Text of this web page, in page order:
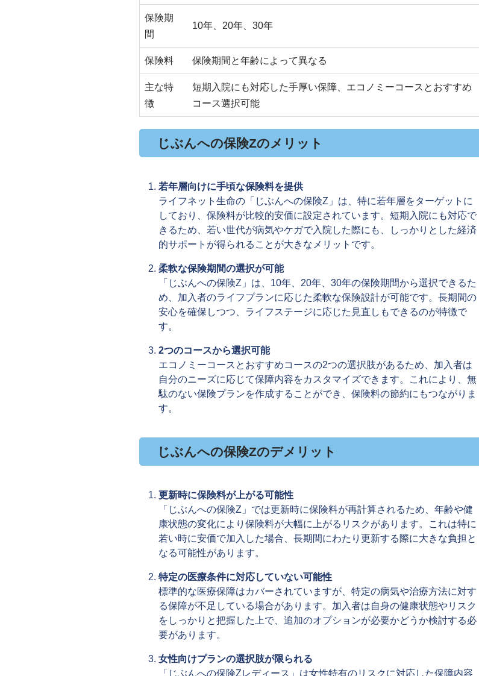
保険期
間
10年、20年、30年
保険料 保険期間と年齢によって異なる
主な特
徴
短期入院にも対応した手厚い保障、エコノミーコースとおすすめ
コース選択可能
じぶんへの保険Zのメリット
若年層向けに手頃な保険料を提供
ライフネット生命の「じぶんへの保険Z」は、特に若年層をターゲットに
しており、保険料が比較的安価に設定されています。短期入院にも対応で
きるため、若い世代が病気やケガで入院した際にも、しっかりとした経済
的サポートが得られることが大きなメリットです。
柔軟な保険期間の選択が可能
「じぶんへの保険Z」は、10年、20年、30年の保険期間から選択できるた
め、加入者のライフプランに応じた柔軟な保険設計が可能です。長期間の
安心を確保しつつ、ライフステージに応じた見直しもできるのが特徴で
す。
2つのコースから選択可能
エコノミーコースとおすすめコースの2つの選択肢があるため、加入者は
自分のニーズに応じて保障内容をカスタマイズできます。これにより、無
駄のない保険プランを作成することができ、保険料の節約にもつながりま
す。
じぶんへの保険Zのデメリット
更新時に保険料が上がる可能性
「じぶんへの保険Z」では更新時に保険料が再計算されるため、年齢や健
康状態の変化により保険料が大幅に上がるリスクがあります。これは特に
若い時に安価で加入した場合、長期間にわたり更新する際に大きな負担と
なる可能性があります。
特定の医療条件に対応していない可能性
標準的な医療保障はカバーされていますが、特定の病気や治療方法に対す
る保障が不足している場合があります。加入者は自身の健康状態やリスク
をしっかりと把握した上で、追加のオプションが必要かどうか検討する必
要があります。
女性向けプランの選択肢が限られる
「じぶんへの保険Zレディース」は女性特有のリスクに対応した保障内容